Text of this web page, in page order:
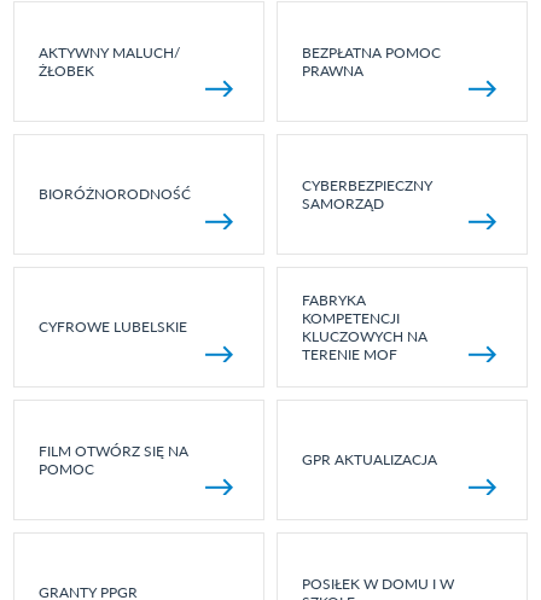
AKTYWNY MALUCH/
ŻŁOBEK
BEZPŁATNA POMOC
PRAWNA
BIORÓŻNORODNOŚĆ
CYBERBEZPIECZNY
SAMORZĄD
CYFROWE LUBELSKIE
FABRYKA
KOMPETENCJI
KLUCZOWYCH NA
TERENIE MOF
FILM OTWÓRZ SIĘ NA
POMOC
GPR AKTUALIZACJA
GRANTY PPGR
POSIŁEK W DOMU I W